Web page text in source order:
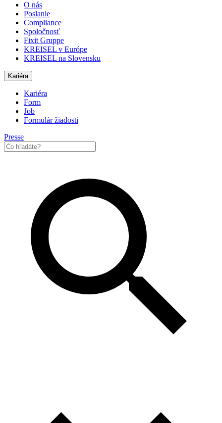
O nás
Poslanie
Compliance
Spoločnosť
Fixit Gruppe
KREISEL v Európe
KREISEL na Slovensku
Kariéra
Kariéra
Form
Job
Formulár žiadosti
Presse